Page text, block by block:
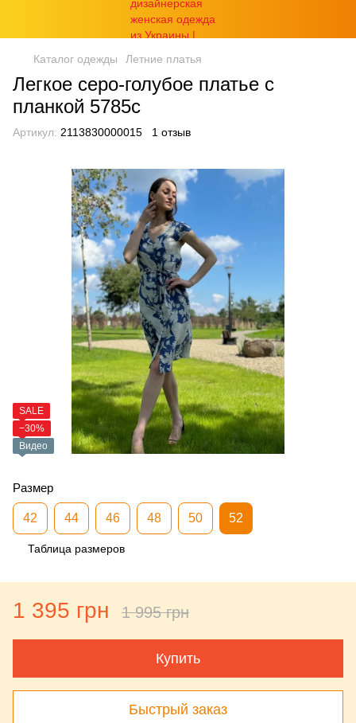
Каталог одежды Летние платья
Легкое серо-голубое платье с
планкой 5785с
Артикул: 2113830000015 1 отзыв
SALE
−30%
Видео
Размер
42 44 46 48 50 52
Таблица размеров
1 395 грн 1 995 грн
Купить
Быстрый заказ